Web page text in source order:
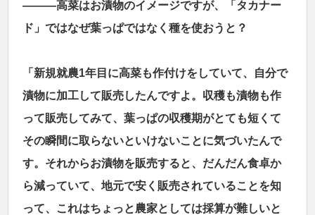
―――高菜はお漬物のイメージですが、「タカナー
ド」ではなぜ葉っぱではなく種を使おうと？
「新規就農1年目に高菜も作付けをしていて、自分で
漬物に加工して販売したんですよ。収穫も漬物も作
って販売してみて、葉っぱの収穫期がとても短くて
その瞬間に取らないといけないことに気づいたんで
す。それからお漬物を販売すると、だんだん食卓か
ら減っていて、地元で安く販売されていることを知
って、これはちょっと農家としては採算が難しいと